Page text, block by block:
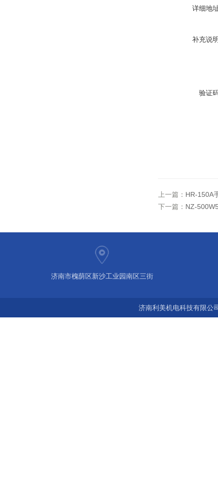
详细地
补充说
验证
上一篇： HR-150A
下一篇： NZ-
济南市槐荫区新沙工业园南区三街
济南利美机电科技有限